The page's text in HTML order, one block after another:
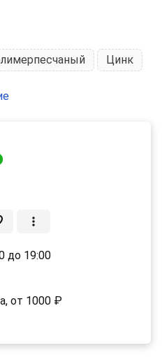
Цинк
до 19:00
от 1000 ₽